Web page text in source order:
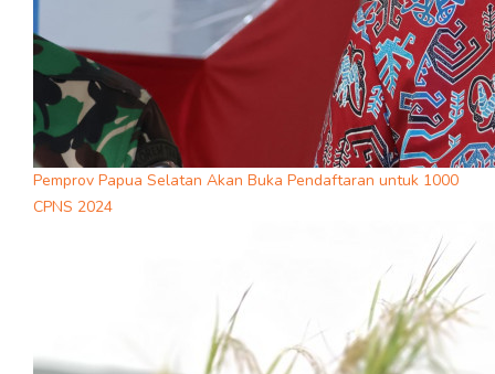
Pemprov Papua Selatan Akan Buka Pendaftaran untuk 1000
CPNS 2024